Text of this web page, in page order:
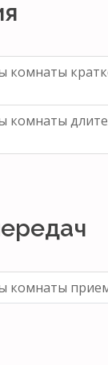
комнаты
комнаты
комнаты